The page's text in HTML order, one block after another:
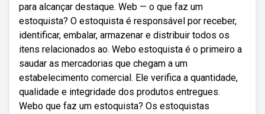
para alcançar destaque. Web — o que faz um
estoquista? O estoquista é responsável por receber,
identificar, embalar, armazenar e distribuir todos os
itens relacionados ao. Webo estoquista é o primeiro a
saudar as mercadorias que chegam a um
estabelecimento comercial. Ele verifica a quantidade,
qualidade e integridade dos produtos entregues.
Webo que faz um estoquista? Os estoquistas